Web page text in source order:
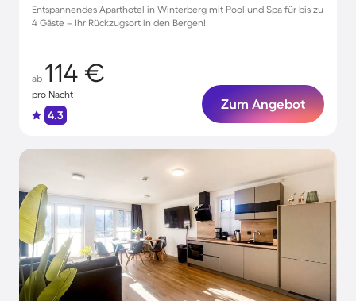
Entspannendes Aparthotel in Winterberg mit Pool und Spa für bis zu
4 Gäste – Ihr Rückzugsort in den Bergen!
ab 114 €
pro Nacht
4.3
Zum Angebot